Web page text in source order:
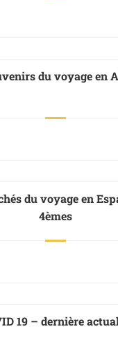
du voyage en
du voyage en
4èmes
19 – dernière